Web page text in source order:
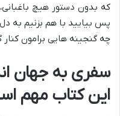
که بدون دستور هیچ
پس بیایید با هم بزنیم به
چه گنجینه هایی برامون کنار
سفری به جهان
این کتاب مهم